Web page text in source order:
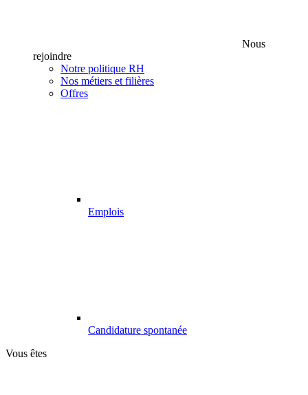
Nous
rejoindre
Notre politique RH
Nos métiers et filières
Offres
Emplois
Candidature spontanée
Vous êtes